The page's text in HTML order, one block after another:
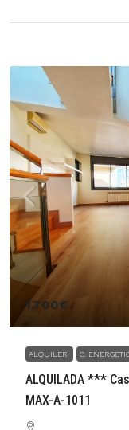
1.700€
ALQUILER C.
ALQUILADA ***
MAX-A-1011